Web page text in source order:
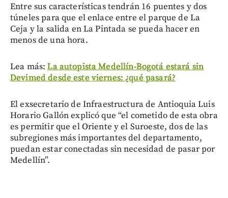
Entre sus características tendrán 16 puentes y dos
túneles para que el enlace entre el parque de La
Ceja y la salida en La Pintada se pueda hacer en
menos de una hora.
Lea más:La autopista Medellín-Bogotá estará sin
Devimed desde este viernes: ¿qué pasará?
El exsecretario de Infraestructura de Antioquia Luis
Horario Gallón explicó que “el cometido de esta obra
es permitir que el Oriente y el Suroeste, dos de las
subregiones más importantes del departamento,
puedan estar conectadas sin necesidad de pasar por
Medellín”.